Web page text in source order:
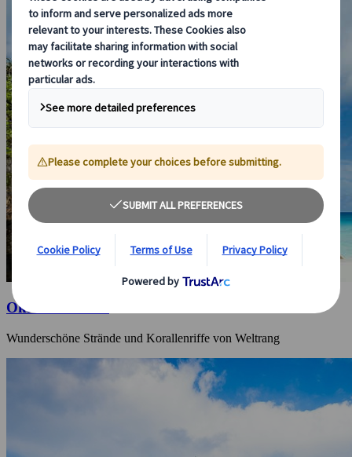
Okinawa-Inseln
Wunderschöne Strände und Korallenriffe von Weltrang